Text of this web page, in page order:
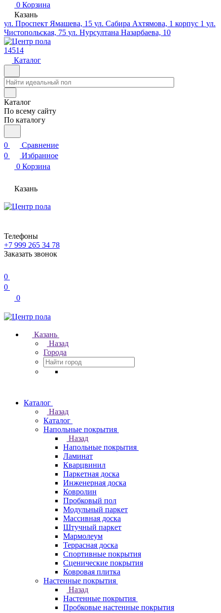
0 Корзина
Казань
ул. Проспект Ямашева, 15 ул. Сабира Ахтямова, 1 корпус 1 ул.
Чистопольская, 75 ул. Нурсултана Назарбаева, 10
14514
Каталог
Каталог
По всему сайту
По каталогу
0
Сравнение
0
Избранное
0 Корзина
Казань
Телефоны
+7 999 265 34 78
Заказать звонок
0
0
0
Казань
Назад
Города
Каталог
Назад
Каталог
Напольные покрытия
Назад
Напольные покрытия
Ламинат
Кварцвинил
Паркетная доска
Инженерная доска
Ковролин
Пробковый пол
Модульный паркет
Массивная доска
Штучный паркет
Мармолеум
Террасная доска
Спортивные покрытия
Сценические покрытия
Ковровая плитка
Настенные покрытия
Назад
Настенные покрытия
Пробковые настенные покрытия